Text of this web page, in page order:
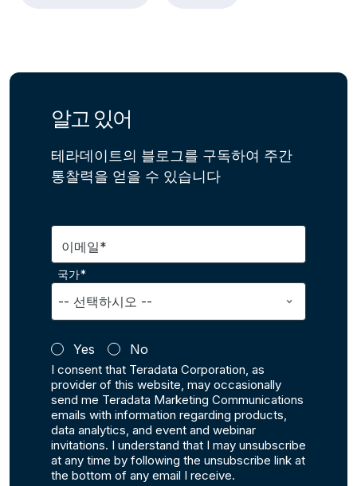
알고 있어
테라데이트의 블로그를 구독하여 주간
통찰력을 얻을 수 있습니다
이메일*
국가*
Yes No
I consent that Teradata Corporation, as
provider of this website, may occasionally
send me Teradata Marketing Communications
emails with information regarding products,
data analytics, and event and webinar
invitations. I understand that I may unsubscribe
at any time by following the unsubscribe link at
the bottom of any email I receive.